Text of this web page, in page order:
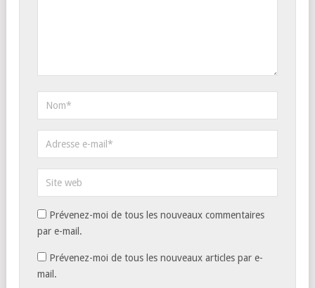
Prévenez-moi de tous les nouveaux commentaires
par e-mail.
Prévenez-moi de tous les nouveaux articles par e-
mail.